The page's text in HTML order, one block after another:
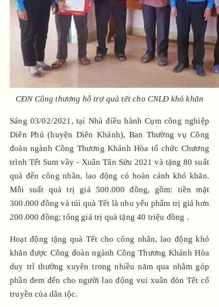
CĐN Công thương hỗ trợ quà tết cho CNLĐ khó khăn
Sáng 03/02/2021, tại Nhà điều hành Cụm công nghiệp
Diên Phú (huyện Diên Khánh), Ban Thường vụ Công
đoàn ngành Công Thương Khánh Hòa tổ chức Chương
trình Tết Sum vầy - Xuân Tân Sửu 2021 và tặng 80 suất
quà đến công nhân, lao động có hoàn cảnh khó khăn.
Mỗi suất quà trị giá 500.000 đồng, gồm: tiền mặt
300.000 đồng và túi quà Tết là nhu yếu phẩm trị giá hơn
200.000 đồng; tổng giá trị quà tặng 40 triệu đồng .
Hoạt động tặng quà Tết cho công nhân, lao động khó
khăn được Công đoàn ngành Công Thương Khánh Hòa
duy trì thường xuyên trong nhiều năm qua nhằm góp
phần đem đến cho người lao động vui xuân đón Tết cổ
truyền của dân tộc.